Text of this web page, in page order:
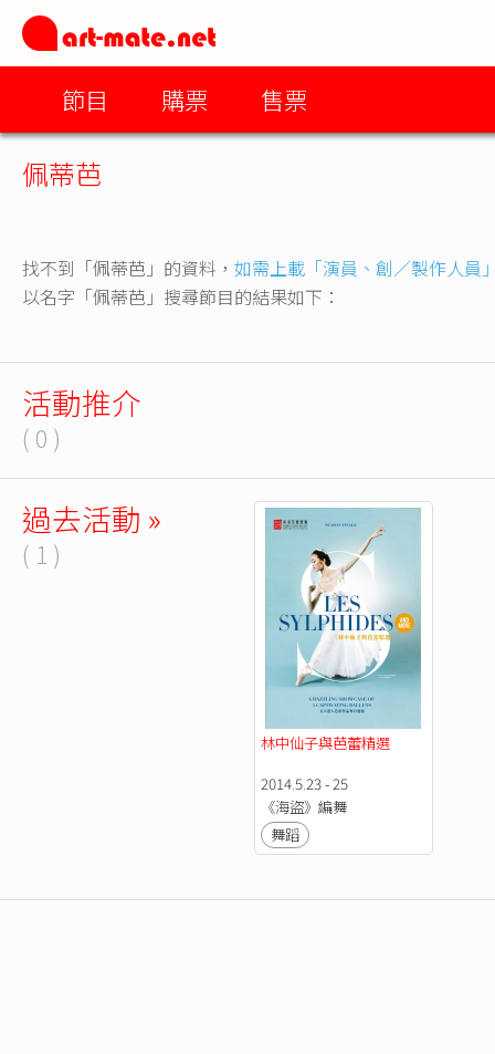
節目 購票 售票
佩蒂芭
找不到「佩蒂芭」的資料， 如需上載「演員、創／製作人員
以名字「佩蒂芭」搜尋節目的結果如下：
活動推介
( 0 )
過去活動 »
( 1 )
林中仙子與芭蕾精選
2014.5.23 - 25
《海盜》編舞
舞蹈